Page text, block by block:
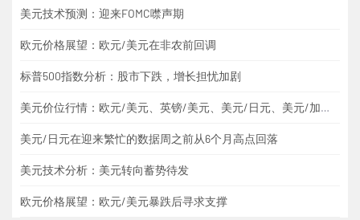
美元技术预测：迎来FOMC噤声期
欧元价格展望：欧元/美元在非农前回调
标普500指数分析：股市下跌，增长担忧加剧
美元价位行情：欧元/美元、英镑/美元、美元/日元、美元/加元、黄金
美元/日元在迎来繁忙的数据周之前从6个月高点回落
美元技术分析：美元转向蓄势待发
欧元价格展望：欧元/美元暴跌后寻求支撑